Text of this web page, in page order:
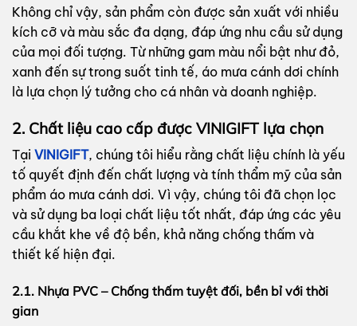
Không chỉ vậy, sản phẩm còn được sản xuất với nhiều
kích cỡ và màu sắc đa dạng, đáp ứng nhu cầu sử dụng
của mọi đối tượng. Từ những gam màu nổi bật như đỏ,
xanh đến sự trong suốt tinh tế, áo mưa cánh dơi chính
là lựa chọn lý tưởng cho cá nhân và doanh nghiệp.
2. Chất liệu cao cấp được VINIGIFTlựa chọn
Tại VINIGIFT, chúng tôi hiểu rằng chất liệu chính là yếu
tố quyết định đến chất lượng và tính thẩm mỹ của sản
phẩm áo mưa cánh dơi. Vì vậy, chúng tôi đã chọn lọc
và sử dụng ba loại chất liệu tốt nhất, đáp ứng các yêu
cầu khắt khe về độ bền, khả năng chống thấm và
thiết kế hiện đại.
2.1. Nhựa PVC – Chống thấm tuyệt đối, bền bỉ với thời
gian